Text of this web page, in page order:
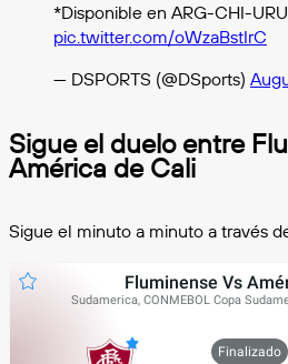
*Disponible en ARG-CHI-
pic.twitter.com/oWzaBstIrC
— DSPORTS (@DSports)
Sigue el duelo entre
América de Cali
Sigue el minuto a minuto a través
Fluminense Vs
Sudamerica, CONMEBOL Copa
Finalizado